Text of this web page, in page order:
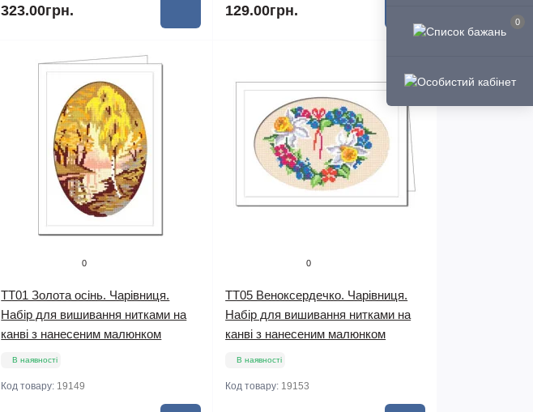
0
323.00грн. 129.00грн.
0
TT01 Золота осінь. Чарівниця.
Набір для вишивання нитками на
канві з нанесеним малюнком
В наявності
Код товару: 19149
0
TT05 Веноксердечко. Чарівниця.
Набір для вишивання нитками на
канві з нанесеним малюнком
В наявності
Код товару: 19153